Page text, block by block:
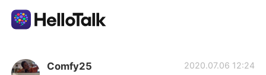
Aplicación de intercambio de idiomas
Comfy25 2020.07.06 12:24